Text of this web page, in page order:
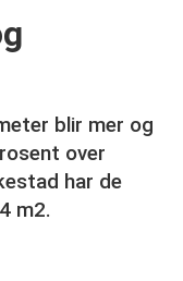
blir mer og
over
har de
m2.